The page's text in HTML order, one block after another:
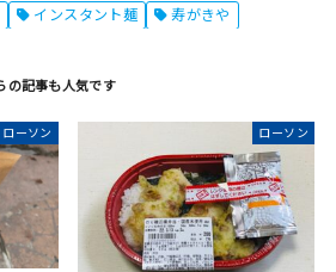
インスタント麺 寿がきや
ローソン ローソン